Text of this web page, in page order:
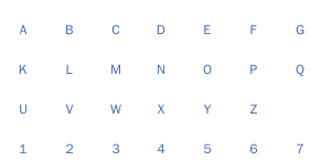
Ａ Ｂ Ｃ Ｄ Ｅ Ｆ Ｇ
Ｋ Ｌ Ｍ Ｎ Ｏ Ｐ Ｑ
Ｕ Ｖ Ｗ Ｘ Ｙ Ｚ
１ ２ ３ ４ ５ ６ ７